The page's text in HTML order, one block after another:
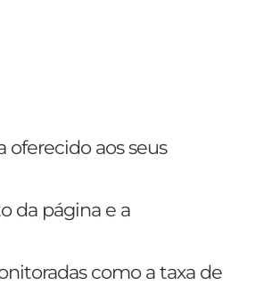
oferecido aos seus
da página e a
como a taxa de